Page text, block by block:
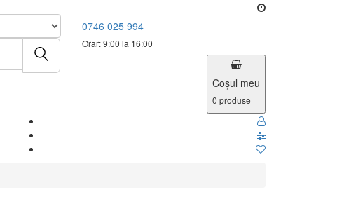
0746 025 994
Orar: 9:00 la 16:00
Coşul meu
0 produse